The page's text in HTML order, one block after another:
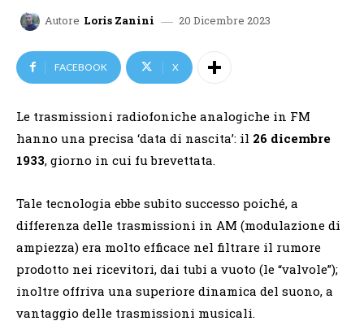
Autore Loris Zanini 20 Dicembre 2023
FACEBOOK X
Le trasmissioni radiofoniche analogiche in FM
hanno una precisa ‘data di nascita’: il 26 dicembre
1933, giorno in cui fu brevettata.
Tale tecnologia ebbe subito successo poiché, a
differenza delle trasmissioni in AM (modulazione di
ampiezza) era molto efficace nel filtrare il rumore
prodotto nei ricevitori, dai tubi a vuoto (le “valvole”);
inoltre offriva una superiore dinamica del suono, a
vantaggio delle trasmissioni musicali.